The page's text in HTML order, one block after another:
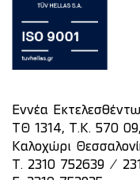
Εννέα
ΤΘ 1314, Τ.Κ. 570 09,
Καλοχώρι
T. 2310 752639 /